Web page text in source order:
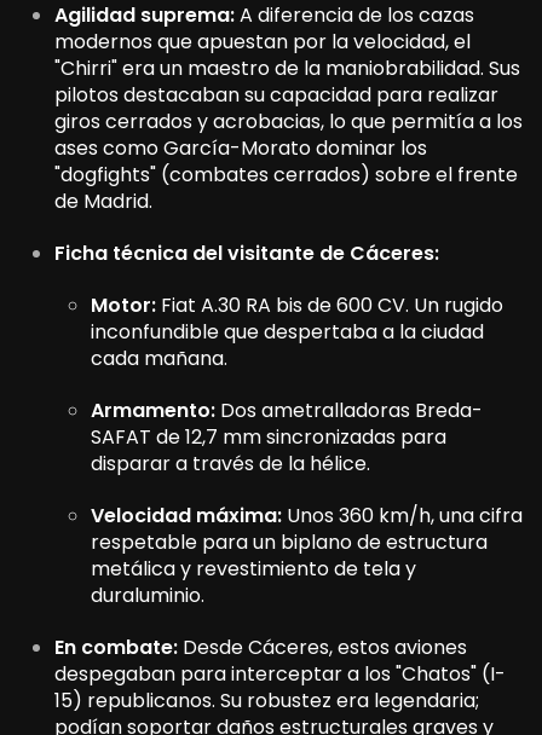
Agilidad suprema:A diferencia de los cazas
modernos que apuestan por la velocidad, el
"Chirri" era un maestro de la maniobrabilidad. Sus
pilotos destacaban su capacidad para realizar
giros cerrados y acrobacias, lo que permitía a los
ases como García-Morato dominar los
"dogfights" (combates cerrados) sobre el frente
de Madrid.
Ficha técnica del visitante de Cáceres:
Motor: Fiat A.30 RA bis de 600 CV. Un rugido
inconfundible que despertaba a la ciudad
cada mañana.
Armamento: Dos ametralladoras Breda-
SAFAT de 12,7 mm sincronizadas para
disparar a través de la hélice.
Velocidad máxima: Unos 360 km/h, una cifra
respetable para un biplano de estructura
metálica y revestimiento de tela y
duraluminio.
En combate: Desde Cáceres, estos aviones
despegaban para interceptar a los "Chatos" (I-
15) republicanos. Su robustez era legendaria;
podían soportar daños estructurales graves y